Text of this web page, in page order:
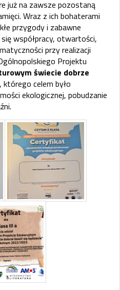
już na zawsze pozostaną
Wraz z ich bohaterami
przygody i zabawne
współpracy, otwartości,
przy realizacji
Projektu
świecie dobrze
, którego celem było
ekologicznej, pobudzanie